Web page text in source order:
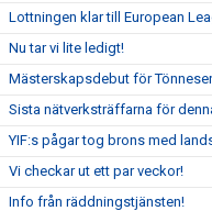
Lottningen klar till European
Nu tar vi lite ledigt!
Mästerskapsdebut för
Sista nätverksträffarna för
YIF:s pågar tog brons med
Vi checkar ut ett par veckor!
Info från räddningstjänsten!